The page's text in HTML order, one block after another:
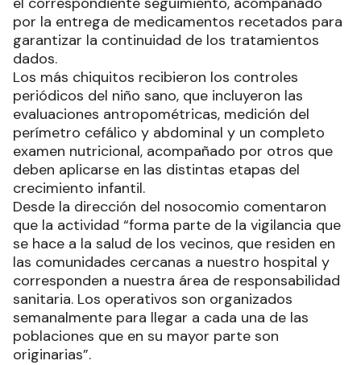
por la entrega de medicamentos recetados para
garantizar la continuidad de los tratamientos
dados.
Los más chiquitos recibieron los controles
periódicos del niño sano, que incluyeron las
evaluaciones antropométricas, medición del
perímetro cefálico y abdominal y un completo
examen nutricional, acompañado por otros que
deben aplicarse en las distintas etapas del
crecimiento infantil.
Desde la dirección del nosocomio comentaron
que la actividad “forma parte de la vigilancia que
se hace a la salud de los vecinos, que residen en
las comunidades cercanas a nuestro hospital y
corresponden a nuestra área de responsabilidad
sanitaria. Los operativos son organizados
semanalmente para llegar a cada una de las
poblaciones que en su mayor parte son
originarias”.